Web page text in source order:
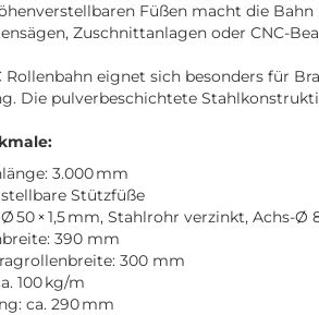
Füßen macht die
Zuschnittanlagen oder CNC-
Rollenbahn eignet sich besonders für
Die pulverbeschichtete
3.000 mm
Stützfüße
50 × 1,5 mm, Stahlrohr verzinkt, Achs-Ø
390 mm
300 mm
100 kg/m
ca. 290 mm